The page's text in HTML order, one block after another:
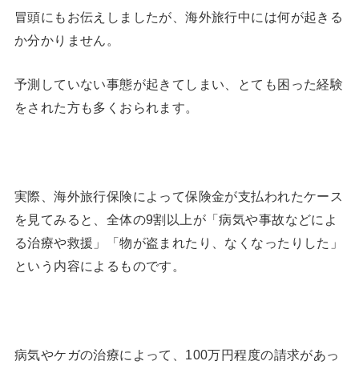
冒頭にもお伝えしましたが、海外旅行中には何が起きる
か分かりません。
予測していない事態が起きてしまい、とても困った経験
をされた方も多くおられます。
実際、海外旅行保険によって保険金が支払われたケース
を見てみると、全体の9割以上が「病気や事故などによ
る治療や救援」「物が盗まれたり、なくなったりした」
という内容によるものです。
病気やケガの治療によって、100万円程度の請求があっ